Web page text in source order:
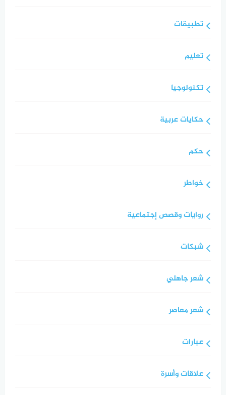
تطبيقات
تعليم
تكنولوجيا
حكايات عربية
حكم
خواطر
روايات وقصص إجتماعية
شبكات
شعر جاهلي
شعر معاصر
عبارات
علاقات وأسرة